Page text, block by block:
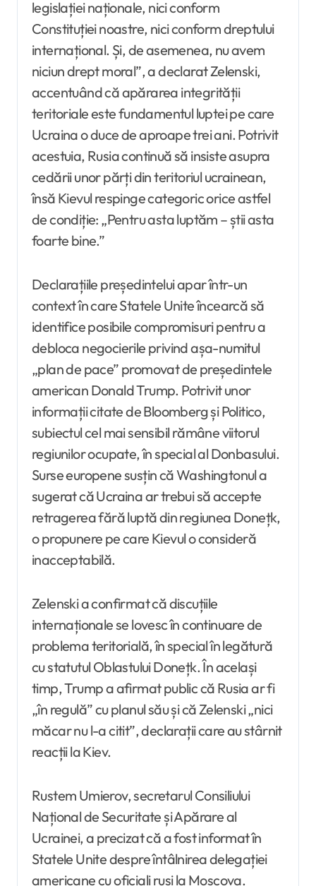
legislației naționale, nici conform
Constituției noastre, nici conform dreptului
internațional. Și, de asemenea, nu avem
niciun drept moral”, a declarat Zelenski,
accentuând că apărarea integrității
teritoriale este fundamentul luptei pe care
Ucraina o duce de aproape trei ani. Potrivit
acestuia, Rusia continuă să insiste asupra
cedării unor părți din teritoriul ucrainean,
însă Kievul respinge categoric orice astfel
de condiție: „Pentru asta luptăm – știi asta
foarte bine.”
Declarațiile președintelui apar într-un
context în care Statele Unite încearcă să
identifice posibile compromisuri pentru a
debloca negocierile privind așa-numitul
„plan de pace” promovat de președintele
american Donald Trump. Potrivit unor
informații citate de Bloomberg și Politico,
subiectul cel mai sensibil rămâne viitorul
regiunilor ocupate, în special al Donbasului.
Surse europene susțin că Washingtonul a
sugerat că Ucraina ar trebui să accepte
retragerea fără luptă din regiunea Donețk,
o propunere pe care Kievul o consideră
inacceptabilă.
Zelenski a confirmat că discuțiile
internaționale se lovesc în continuare de
problema teritorială, în special în legătură
cu statutul Oblastului Donețk. În același
timp, Trump a afirmat public că Rusia ar fi
„în regulă” cu planul său și că Zelenski „nici
măcar nu l-a citit”, declarații care au stârnit
reacții la Kiev.
Rustem Umierov, secretarul Consiliului
Național de Securitate și Apărare al
Ucrainei, a precizat că a fost informat în
Statele Unite despre întâlnirea delegației
americane cu oficiali ruși la Moscova.